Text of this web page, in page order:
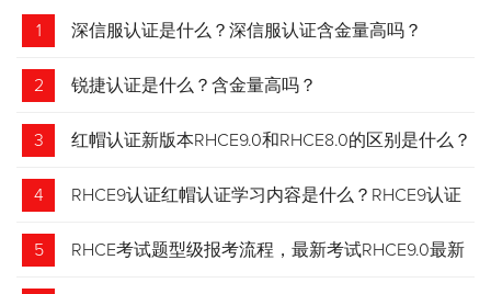
1 深信服认证是什么？深信服认证含金量高吗？
2 锐捷认证是什么？含金量高吗？
3 红帽认证新版本RHCE9.0和RHCE8.0的区别是什么？
4 RHCE9认证红帽认证学习内容是什么？RHCE9认证
介绍
5 RHCE考试题型级报考流程，最新考试RHCE9.0最新